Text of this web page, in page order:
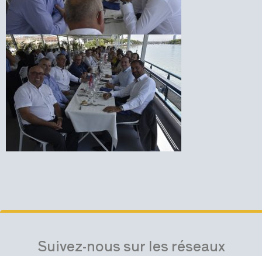
Suivez-nous sur les réseaux